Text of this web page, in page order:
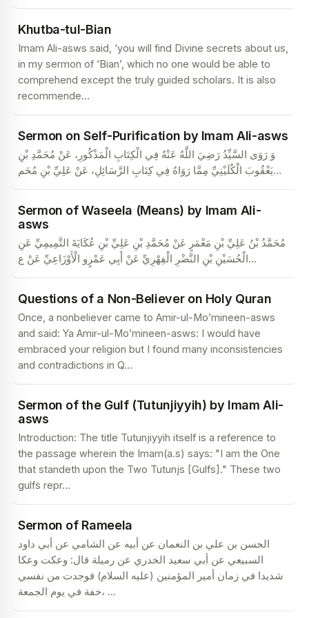
Khutba-tul-Bian
Imam Ali-asws said, ‘you will find Divine secrets about us,
in my sermon of ‘Bian’, which no one would be able to
comprehend except the truly guided scholars. It is also
recommende…
Sermon on Self-Purification by Imam Ali-asws
وَ رَوَى السَّيِّدُ رَضِيَ اللَّهُ عَنْهُ فِي الْكِتَابِ الْمَذْكُورِ، عَنْ مُحَمَّدِ بْنِ
يَعْقُوبَ الْكُلَيْنِيِّ مِمَّا رَوَاهُ فِي كِتَابِ الرَّسَائِلِ، عَنْ عَلِيِّ بْنِ مُحَم…
Sermon of Waseela (Means) by Imam Ali-
asws
مُحَمَّدُ بْنُ عَلِيِّ بْنِ مَعْمَرٍ عَنْ مُحَمَّدِ بْنِ عَلِيِّ بْنِ عُكَايَةَ التَّمِيمِيِّ عَنِ
الْحُسَيْنِ بْنِ النَّضْرِ الْفِهْرِيِّ عَنْ أَبِي عَمْرٍو الْأَوْزَاعِيِّ عَنْ ع…
Questions of a Non-Believer on Holy Quran
Once, a nonbeliever came to Amir-ul-Mo’mineen-asws
and said: Ya Amir-ul-Mo’mineen-asws: I would have
embraced your religion but I found many inconsistencies
and contradictions in Q…
Sermon of the Gulf (Tutunjiyyih) by Imam Ali-
asws
Introduction: The title Tutunjiyyih itself is a reference to
the passage wherein the Imam(a.s) says: "I am the One
that standeth upon the Two Tutunjs [Gulfs]." These two
gulfs repr…
Sermon of Rameela
الحسن بن علي بن النعمان عن أبيه عن الشامي عن أبي داود
السبيعي عن أبي سعيد الخدري عن رميلة قال: وعكت وعكا
شديدا في زمان أمير المؤمنين (عليه السلام) فوجدت من نفسي
خفة في يوم الجمعة، …